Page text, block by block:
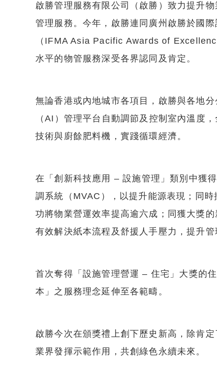
啟勝管理服務有限公司（啟勝）致力提升
管理服務。今年，啟勝連同廣州啟勝於國
（IFMA Asia Pacific Awards of
水平的物管服務深受各界認同及肯定。
無論香港或內地城市各項目，啟勝與各地
（AI）管理平台自動調節及控制室內溫度
技術與廚餘肥料機，實踐循環經濟。
在「創新科技應用 – 設施管理」類別中獲
調系統（MVAC），以提升能源表現；同
功將物業營運效率提高逾六成；同獲大獎
有效解決紙本流程及舒援人手壓力，提升管
首次奪得「設施管理營運 – 住宅」大獎的
本」之服務理念延伸至各範疇。
啟勝今次在頒獎禮上創下歷史新高，除肯
業界發揮示範作用，共創綠色永續未來。